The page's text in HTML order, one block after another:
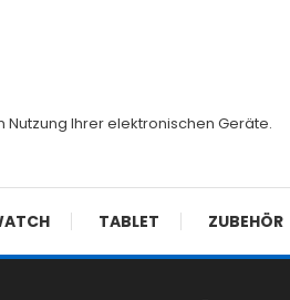
Ihrer elektronischen Geräte.
TABLET ZUBEHÖR